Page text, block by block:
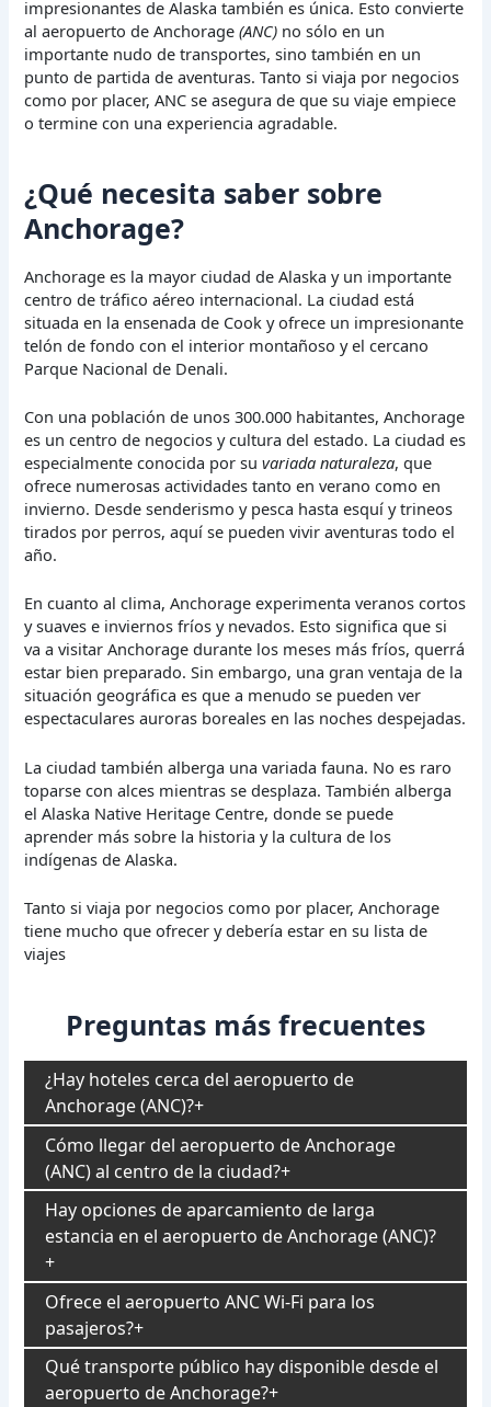
impresionantes de Alaska también es única. Esto convierte
al aeropuerto de Anchorage(ANC) no sólo en un
importante nudo de transportes, sino también en un
punto de partida de aventuras. Tanto si viaja por negocios
como por placer, ANC se asegura de que su viaje empiece
o termine con una experiencia agradable.
¿Qué necesita saber sobre
Anchorage?
Anchorage es la mayor ciudad de Alaska y un importante
centro de tráfico aéreo internacional. La ciudad está
situada en la ensenada de Cook y ofrece un impresionante
telón de fondo con el interior montañoso y el cercano
Parque Nacional de Denali.
Con una población de unos 300.000 habitantes, Anchorage
es un centro de negocios y cultura del estado. La ciudad es
especialmente conocida por suvariada naturaleza, que
ofrece numerosas actividades tanto en verano como en
invierno. Desde senderismo y pesca hasta esquí y trineos
tirados por perros, aquí se pueden vivir aventuras todo el
año.
En cuanto al clima, Anchorage experimenta veranos cortos
y suaves e inviernos fríos y nevados. Esto significa que si
va a visitar Anchorage durante los meses más fríos, querrá
estar bien preparado. Sin embargo, una gran ventaja de la
situación geográfica es que a menudo se pueden ver
espectaculares auroras boreales en las noches despejadas.
La ciudad también alberga una variada fauna. No es raro
toparse con alces mientras se desplaza. También alberga
el Alaska Native Heritage Centre, donde se puede
aprender más sobre la historia y la cultura de los
indígenas de Alaska.
Tanto si viaja por negocios como por placer, Anchorage
tiene mucho que ofrecer y debería estar en su lista de
viajes
Preguntas más frecuentes
¿Hay hoteles cerca del aeropuerto de
Anchorage (ANC)?
Cómo llegar del aeropuerto de Anchorage
(ANC) al centro de la ciudad?
Hay opciones de aparcamiento de larga
estancia en el aeropuerto de Anchorage (ANC)?
Ofrece el aeropuerto ANC Wi-Fi para los
pasajeros?
Qué transporte público hay disponible desde el
aeropuerto de Anchorage?